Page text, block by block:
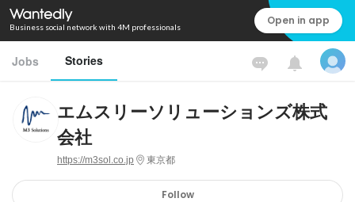
Business social network with 4M professionals Open in app
Jobs Stories
エムスリーソリューションズ株式
会社
https://m3sol.co.jp 東京都
Follow